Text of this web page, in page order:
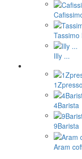
Tassimo
Illy ...
1Zpresso
4Barista
9Barista
Aram